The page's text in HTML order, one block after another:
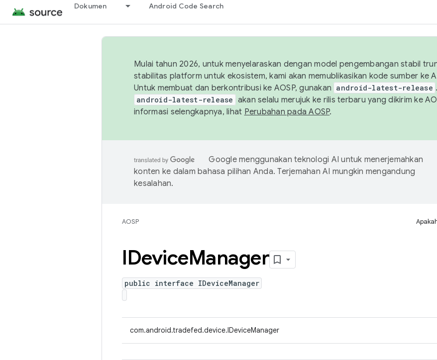
Dokumen Android Code Search
Mulai tahun 2026, untuk menyelaraskan dengan model pengembangan stabil
stabilitas platform untuk ekosistem, kami akan memublikasikan kode sumber ke
Untuk membuat dan berkontribusi ke AOSP, gunakan android-latest-release
android-latest-release akan selalu merujuk ke rilis terbaru yang dikirim ke
informasi selengkapnya, lihat Perubahan pada AOSP.
Google menggunakan teknologi AI untuk menerjemahkan
konten ke dalam bahasa pilihan Anda. Terjemahan AI mungkin mengandung
kesalahan.
AOSP
IDeviceManager
public interface IDeviceManager
com.android.tradefed.device.IDeviceManager